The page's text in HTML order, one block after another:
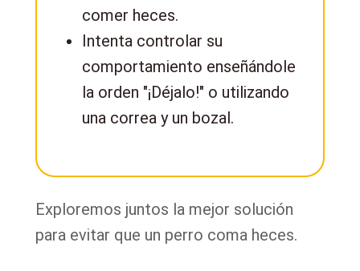
comer heces.
Intenta controlar su
comportamiento enseñándole
la orden "¡Déjalo!" o utilizando
una correa y un bozal.
Exploremos juntos la mejor solución
para evitar que un perro coma heces.